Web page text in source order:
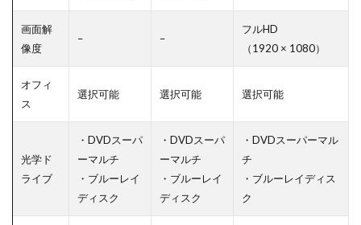
画面解
像度
– –
フルHD
（1920 × 1080）
オフィ
ス
選択可能 選択可能 選択可能
光学ド
ライブ
・DVDスーパ
ーマルチ
・ブルーレイ
ディスク
・DVDスーパ
ーマルチ
・ブルーレイ
ディスク
・DVDスーパーマル
チ
・ブルーレイディス
ク